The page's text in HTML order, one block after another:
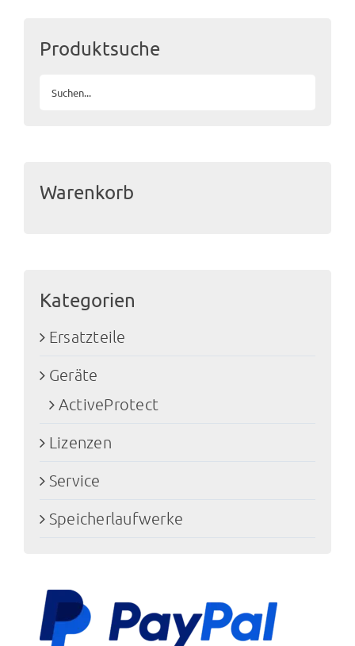
Produktsuche
Warenkorb
Kategorien
Ersatzteile
Geräte
ActiveProtect
Lizenzen
Service
Speicherlaufwerke